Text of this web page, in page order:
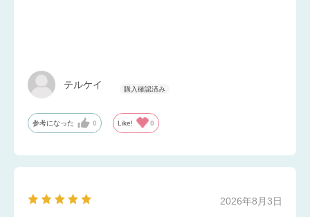
テルケイ
参考になった 0 Like! 0
2026年8月3日